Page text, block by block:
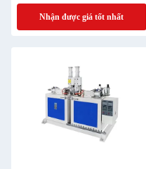
Nhận được giá tốt nhất